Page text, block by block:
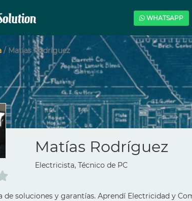
WHATSAPP
/ Matías Rodríguez
Matías Rodríguez
Electricista, Técnico de PC
de soluciones y garantías. Aprendí Electricidad y